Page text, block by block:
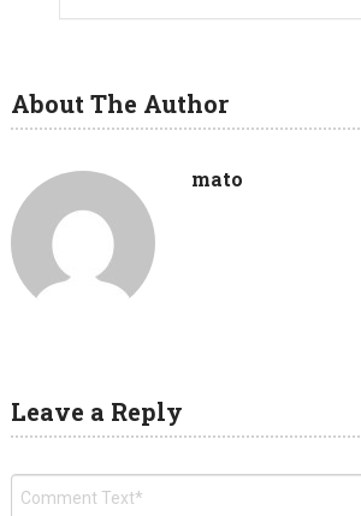
About The Author
mato
Leave a Reply